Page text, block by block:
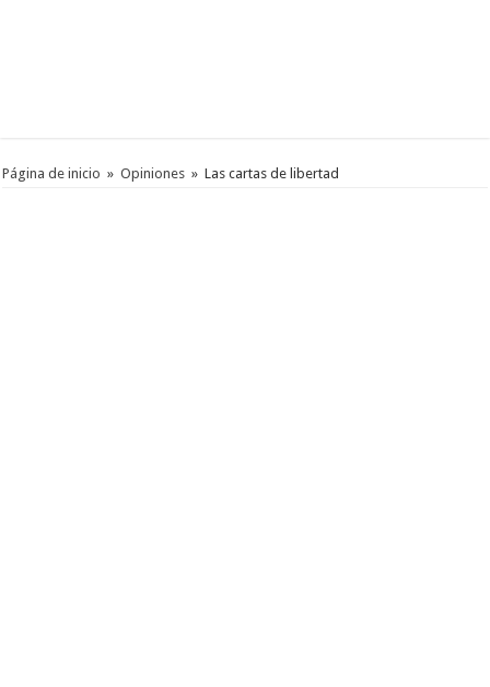
Página de inicio » Opiniones » Las cartas de libertad